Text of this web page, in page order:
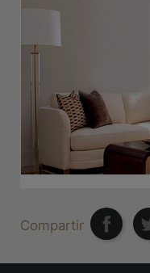
Compartir